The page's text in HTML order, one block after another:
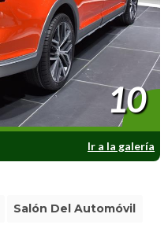
Ir a la galería
10
Salón Del Automóvil